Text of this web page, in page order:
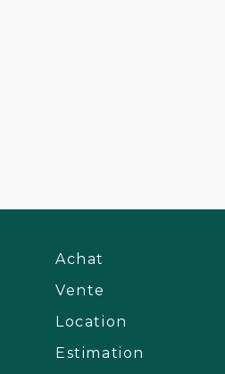
Achat
Vente
Location
Estimation